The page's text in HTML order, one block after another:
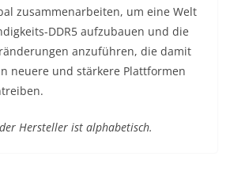
zusammenarbeiten, um eine Welt
DDR5 aufzubauen und die
anzuführen, die damit
neuere und stärkere Plattformen
Hersteller ist alphabetisch.